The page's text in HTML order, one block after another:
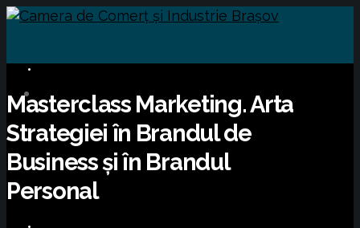
Masterclass Marketing. Arta
Strategiei în Brandul de
Business și în Brandul
Personal